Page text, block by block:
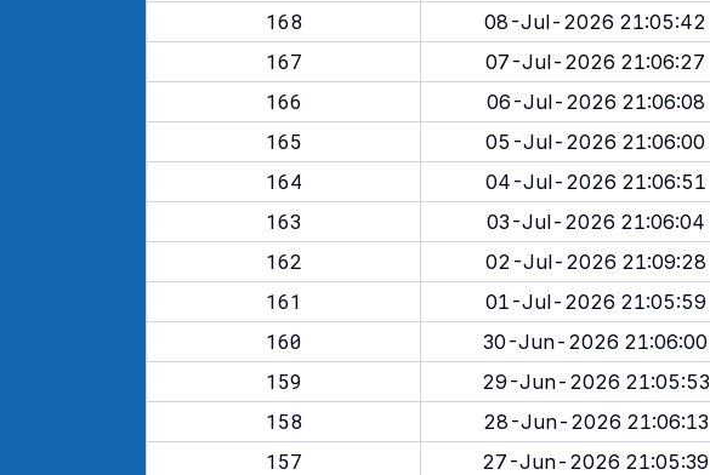
168
08-Jul-2026 21:05:42
167
07-Jul-2026 21:06:27
166
06-Jul-2026 21:06:08
165
05-Jul-2026 21:06:00
164
04-Jul-2026 21:06:51
163
03-Jul-2026 21:06:04
162
02-Jul-2026 21:09:28
161
01-Jul-2026 21:05:59
160
30-Jun-2026 21:06:00
159
29-Jun-2026 21:05:53
158
28-Jun-2026 21:06:13
157
27-Jun-2026 21:05:39